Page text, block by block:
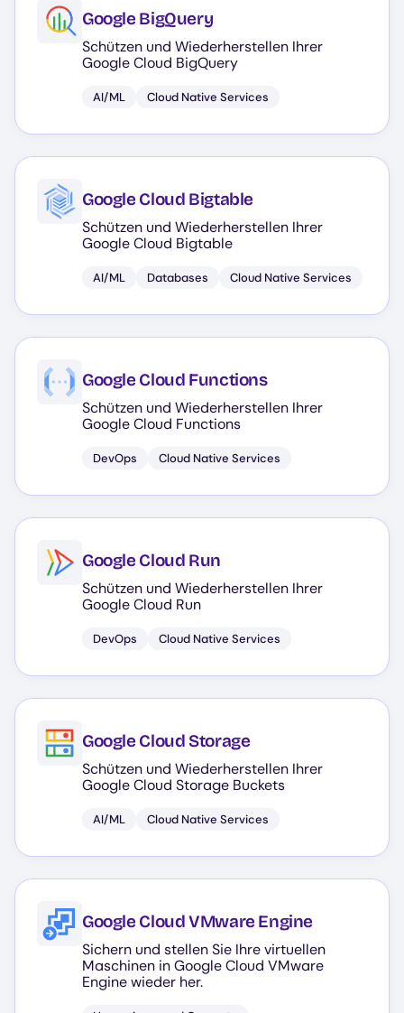
Google BigQuery
Schützen und Wiederherstellen Ihrer
Google Cloud BigQuery
AI/ML Cloud Native Services
Google Cloud Bigtable
Schützen und Wiederherstellen Ihrer
Google Cloud Bigtable
AI/ML Databases Cloud Native Services
Google Cloud Functions
Schützen und Wiederherstellen Ihrer
Google Cloud Functions
DevOps Cloud Native Services
Google Cloud Run
Schützen und Wiederherstellen Ihrer
Google Cloud Run
DevOps Cloud Native Services
Google Cloud Storage
Schützen und Wiederherstellen Ihrer
Google Cloud Storage Buckets
AI/ML Cloud Native Services
Google Cloud VMware Engine
Sichern und stellen Sie Ihre virtuellen
Maschinen in Google Cloud VMware
Engine wieder her.